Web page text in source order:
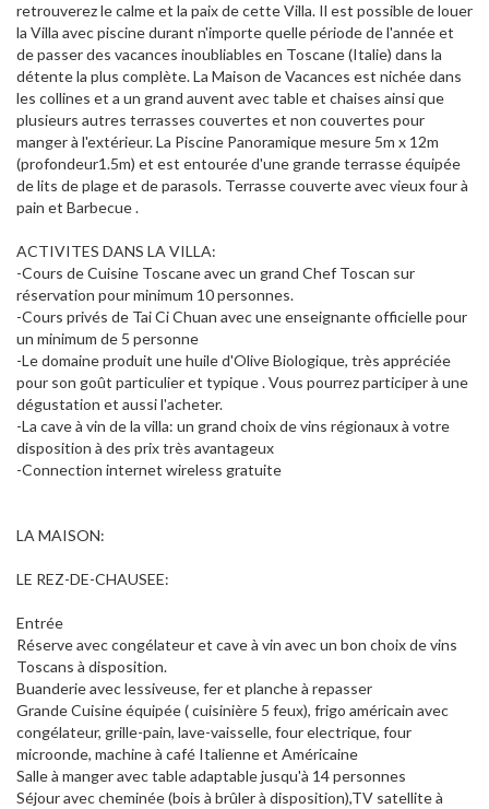
retrouverez le calme et la paix de cette Villa. Il est possible de louer
la Villa avec piscine durant n'importe quelle période de l'année et
de passer des vacances inoubliables en Toscane (Italie) dans la
détente la plus complète. La Maison de Vacances est nichée dans
les collines et a un grand auvent avec table et chaises ainsi que
plusieurs autres terrasses couvertes et non couvertes pour
manger à l'extérieur. La Piscine Panoramique mesure 5m x 12m
(profondeur1.5m) et est entourée d'une grande terrasse équipée
de lits de plage et de parasols. Terrasse couverte avec vieux four à
pain et Barbecue .
ACTIVITES DANS LA VILLA:
-Cours de Cuisine Toscane avec un grand Chef Toscan sur
réservation pour minimum 10 personnes.
-Cours privés de Tai Ci Chuan avec une enseignante officielle pour
un minimum de 5 personne
-Le domaine produit une huile d'Olive Biologique, très appréciée
pour son goût particulier et typique . Vous pourrez participer à une
dégustation et aussi l'acheter.
-La cave à vin de la villa: un grand choix de vins régionaux à votre
disposition à des prix très avantageux
-Connection internet wireless gratuite
LA MAISON:
LE REZ-DE-CHAUSEE:
Entrée
Réserve avec congélateur et cave à vin avec un bon choix de vins
Toscans à disposition.
Buanderie avec lessiveuse, fer et planche à repasser
Grande Cuisine équipée ( cuisinière 5 feux), frigo américain avec
congélateur, grille-pain, lave-vaisselle, four electrique, four
microonde, machine à café Italienne et Américaine
Salle à manger avec table adaptable jusqu'à 14 personnes
Séjour avec cheminée (bois à brûler à disposition),TV satellite à